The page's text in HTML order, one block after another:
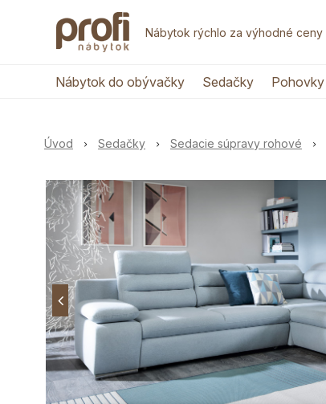
Nábytok rýchlo za výhodné ceny
Nábytok do obývačky Sedačky Pohovky
Úvod Sedačky Sedacie súpravy rohové